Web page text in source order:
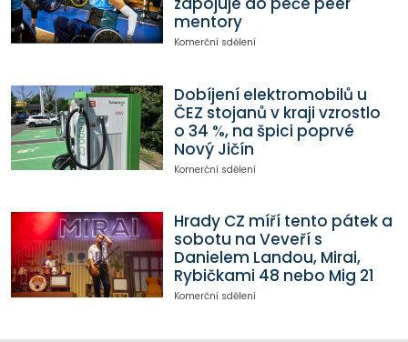
mentory
Komerční sdělení
Dobíjení elektromobilů u
ČEZ stojanů v kraji vzrostlo
o 34 %, na špici poprvé
Nový Jičín
Komerční sdělení
Hrady CZ míří tento pátek a
sobotu na Veveří s
Danielem Landou, Mirai,
Rybičkami 48 nebo Mig 21
Komerční sdělení